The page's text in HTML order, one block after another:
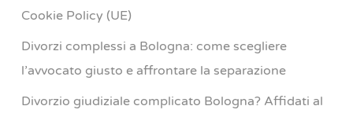
Cookie Policy (UE)
Divorzi complessi a Bologna: come scegliere
l’avvocato giusto e affrontare la separazione
Divorzio giudiziale complicato Bologna? Affidati al